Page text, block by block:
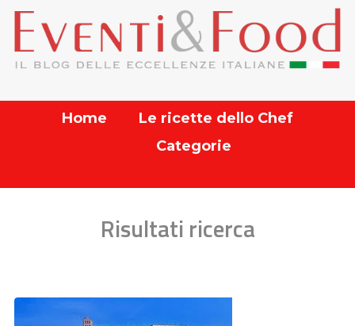
Home
Le ricette dello Chef
Categorie
Risultati ricerca